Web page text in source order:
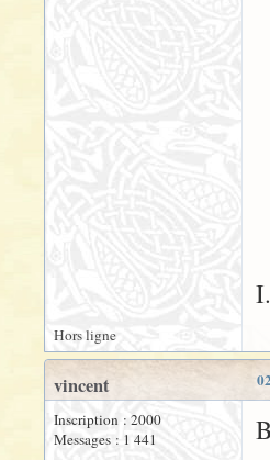
I.
Hors ligne
vincent
Inscription : 2000
Messages : 1 441